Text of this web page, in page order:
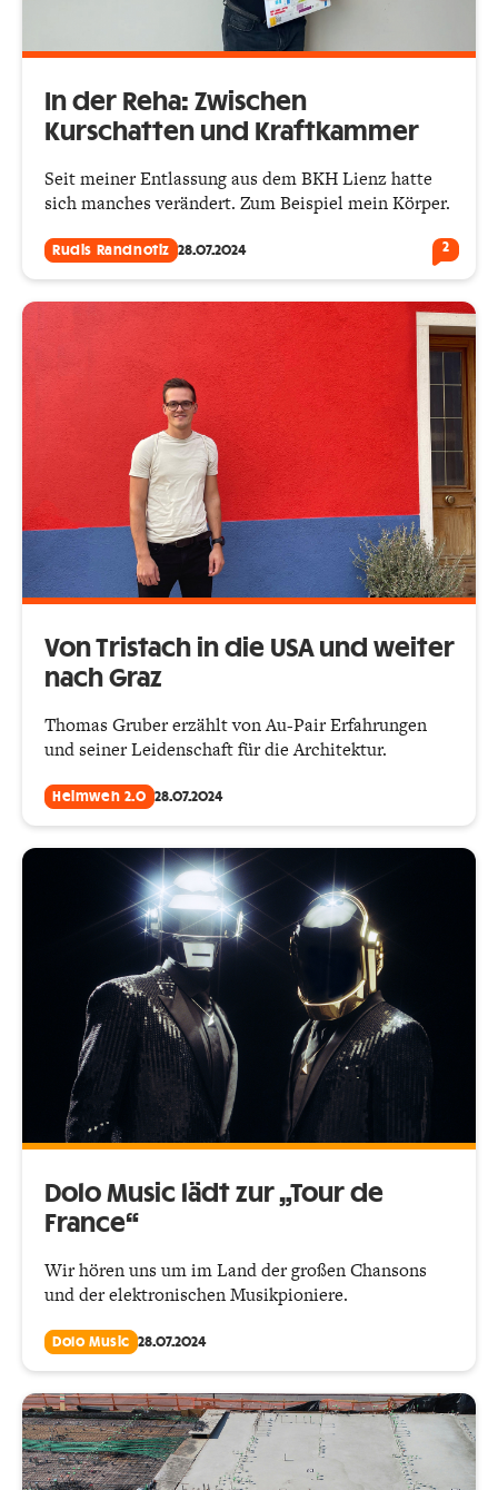
In der Reha: Zwischen
Kurschatten und Kraftkammer
Seit meiner Entlassung aus dem BKH Lienz hatte
sich manches verändert. Zum Beispiel mein Körper.
Rudis Randnotiz 28.07.2024 2
Von Tristach in die USA und weiter
nach Graz
Thomas Gruber erzählt von Au-Pair Erfahrungen
und seiner Leidenschaft für die Architektur.
Heimweh 2.0 28.07.2024
Dolo Music lädt zur „Tour de
France“
Wir hören uns um im Land der großen Chansons
und der elektronischen Musikpioniere.
Dolo Music 28.07.2024